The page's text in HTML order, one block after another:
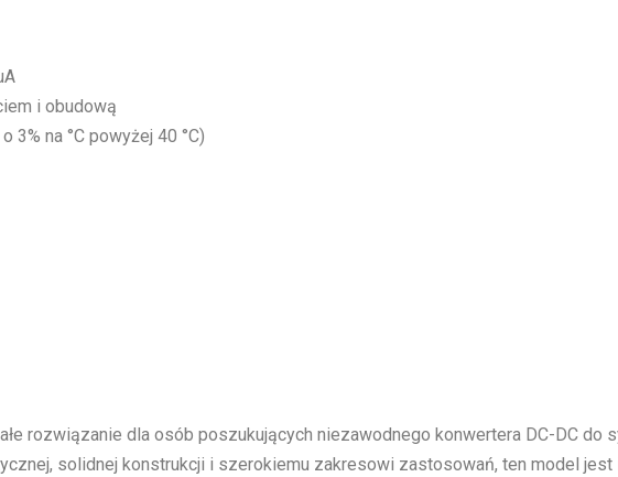
i obudową
3% na °C powyżej 40 °C)
rozwiązanie dla osób poszukujących niezawodnego konwertera DC-DC do
solidnej konstrukcji i szerokiemu zakresowi zastosowań, ten model jest